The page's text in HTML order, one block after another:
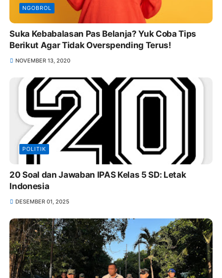
NGOBROL
Suka Kebabalasan Pas Belanja? Yuk Coba Tips
Berikut Agar Tidak Overspending Terus!
NOVEMBER 13, 2020
POLITIK
20 Soal dan Jawaban IPAS Kelas 5 SD: Letak
Indonesia
DESEMBER 01, 2025